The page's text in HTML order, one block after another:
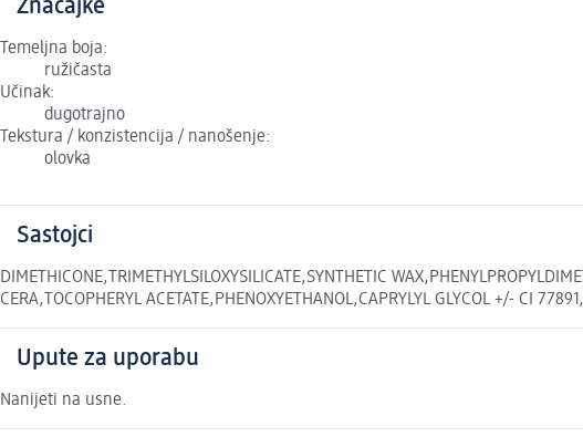
Značajke
Temeljna boja:
ružičasta
Učinak:
dugotrajno
Tekstura / konzistencija / nanošenje:
olovka
Sastojci
DIMETHICONE,TRIMETHYLSILOXYSILICATE,SYNTHETIC
CERA,TOCOPHERYL ACETATE,PHENOXYETHANOL,CAPRYLYL GLYCOL +/-
Upute za uporabu
Nanijeti na usne.